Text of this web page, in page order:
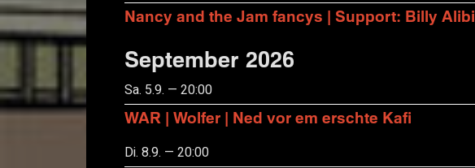
Nancy and the Jam fancys | Support: Billy Alibi
September 2026
Sa. 5.9. — 20:00
WAR | Wolfer | Ned vor em erschte Kafi
Di. 8.9. — 20:00